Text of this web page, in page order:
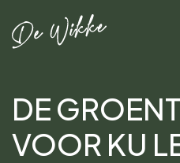
DE
VOOR KU